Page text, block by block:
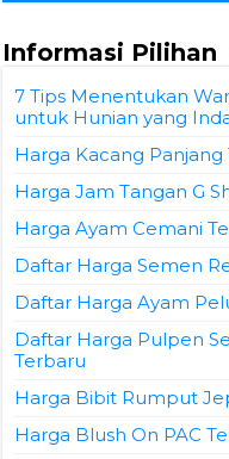
Informasi Pilihan
7 Tips Menentukan
untuk Hunian yang
Harga Kacang Panjang
Harga Jam Tangan G
Harga Ayam Cemani
Daftar Harga Semen
Daftar Harga Ayam
Daftar Harga Pulpen
Terbaru
Harga Bibit Rumput
Harga Blush On PAC